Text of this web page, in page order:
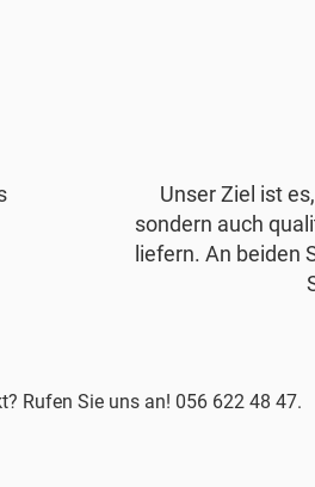
Unser Ziel ist
sondern auch
liefern. An beiden
Rufen Sie uns an! 056 622 48 47.